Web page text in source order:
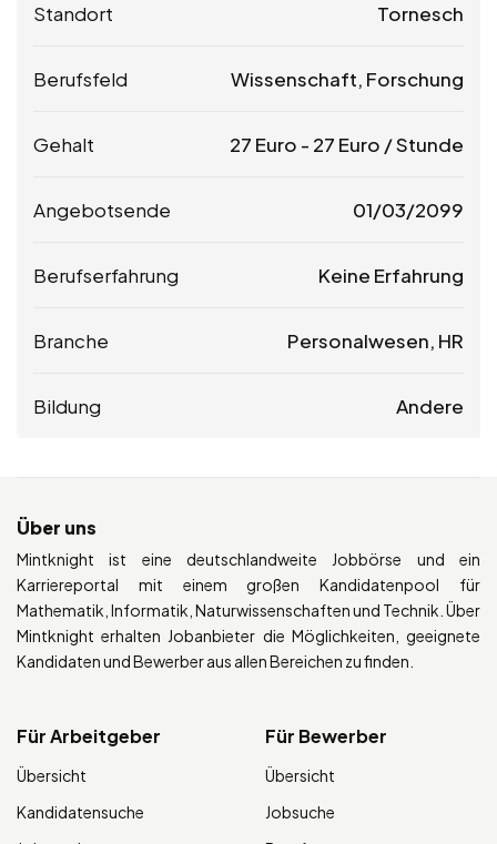
Standort Tornesch
Berufsfeld Wissenschaft, Forschung
Gehalt 27 Euro - 27 Euro / Stunde
Angebotsende 01/03/2099
Berufserfahrung Keine Erfahrung
Branche Personalwesen, HR
Bildung Andere
Über uns
Mintknight ist eine deutschlandweite Jobbörse und ein
Karriereportal mit einem großen Kandidatenpool für
Mathematik, Informatik, Naturwissenschaften und Technik. Über
Mintknight erhalten Jobanbieter die Möglichkeiten, geeignete
Kandidaten und Bewerber aus allen Bereichen zu finden.
Für Arbeitgeber
Übersicht
Kandidatensuche
Für Bewerber
Übersicht
Jobsuche